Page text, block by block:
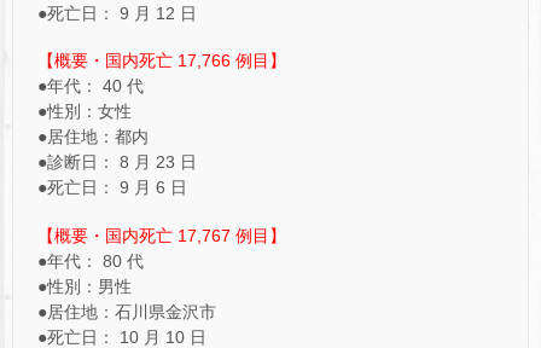
●死亡日： 9 月 12 日
【概要・国内死亡 17,766 例目】
●年代： 40 代
●性別：女性
●居住地：都内
●診断日： 8 月 23 日
●死亡日： 9 月 6 日
【概要・国内死亡 17,767 例目】
●年代： 80 代
●性別：男性
●居住地：石川県金沢市
●死亡日： 10 月 10 日